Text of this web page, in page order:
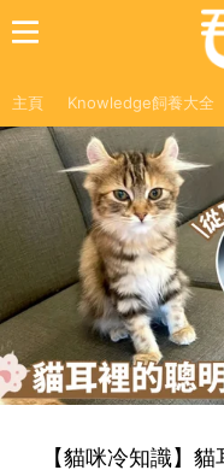
主頁 Knowledge飼養大全
【貓咪冷知識】